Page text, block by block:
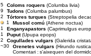
5
Coloms roquers (Columba livia)
9
Tudons (Columba palumbus)
2
Tórtores turques (Streptopelia
1
Mussol comú (Athene noctua)
1
Enganyapastors (Caprimulgus
1
Puput (Upupa epops)
2
Cogullades vulgars (Galerida
~30
Orenetes vulgars (Hirundo
Comentari : s'aixequen del